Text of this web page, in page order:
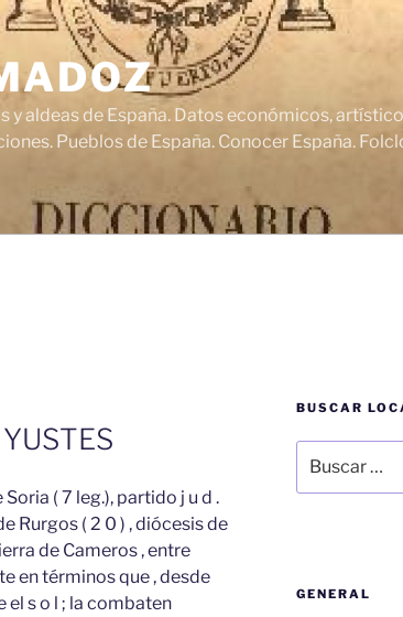
y aldeas de España. Datos económicos,
Pueblos de España. Conocer España.
( 7 leg.), partido j u d .
Rurgos ( 2 0 ) , diócesis de
de Cameros , entre
en términos que , desde
s o l ; la combaten
BUSCAR
por:
GENERAL